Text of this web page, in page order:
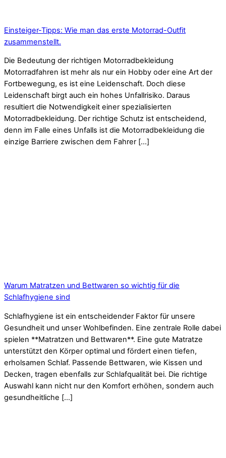
Einsteiger-Tipps: Wie man das erste Motorrad-Outfit
zusammenstellt.
Die Bedeutung der richtigen Motorradbekleidung
Motorradfahren ist mehr als nur ein Hobby oder eine Art der
Fortbewegung, es ist eine Leidenschaft. Doch diese
Leidenschaft birgt auch ein hohes Unfallrisiko. Daraus
resultiert die Notwendigkeit einer spezialisierten
Motorradbekleidung. Der richtige Schutz ist entscheidend,
denn im Falle eines Unfalls ist die Motorradbekleidung die
einzige Barriere zwischen dem Fahrer […]
Warum Matratzen und Bettwaren so wichtig für die
Schlafhygiene sind
Schlafhygiene ist ein entscheidender Faktor für unsere
Gesundheit und unser Wohlbefinden. Eine zentrale Rolle dabei
spielen **Matratzen und Bettwaren**. Eine gute Matratze
unterstützt den Körper optimal und fördert einen tiefen,
erholsamen Schlaf. Passende Bettwaren, wie Kissen und
Decken, tragen ebenfalls zur Schlafqualität bei. Die richtige
Auswahl kann nicht nur den Komfort erhöhen, sondern auch
gesundheitliche […]